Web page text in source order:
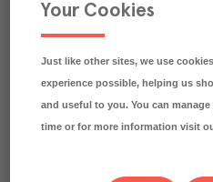
Your Cookies
Just like other sites, we use
experience possible, helping us
and useful to you. You can
time or for more information visit